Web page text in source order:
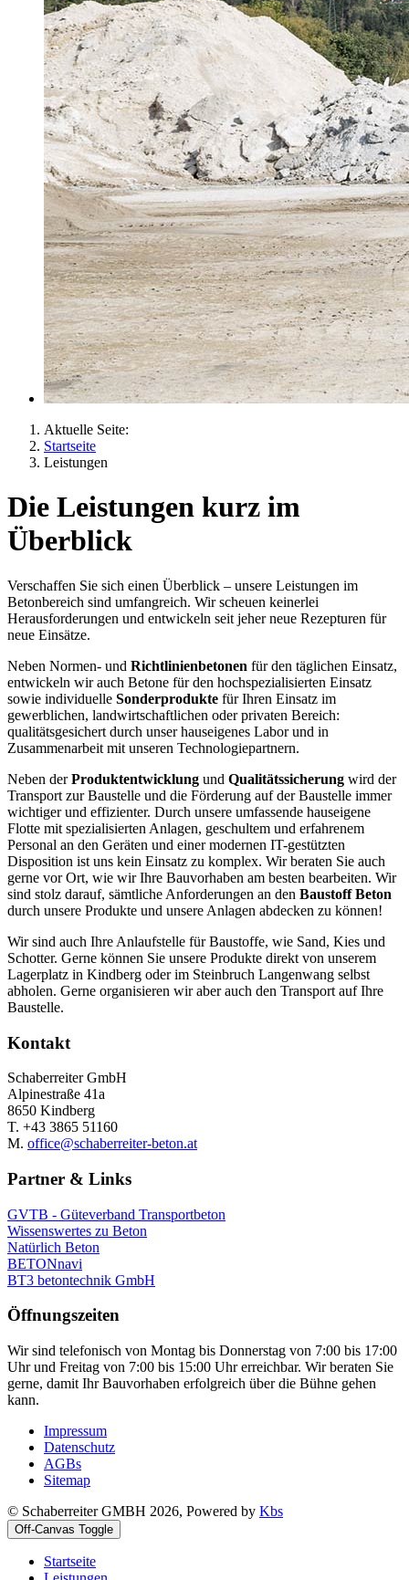
Aktuelle Seite:
Startseite
Leistungen
Die Leistungen kurz im
Überblick
Verschaffen Sie sich einen Überblick – unsere Leistungen im
Betonbereich sind umfangreich. Wir scheuen keinerlei
Herausforderungen und entwickeln seit jeher neue Rezepturen für
neue Einsätze.
Neben Normen- und Richtlinienbetonen für den täglichen Einsatz,
entwickeln wir auch Betone für den hochspezialisierten Einsatz
sowie individuelle Sonderprodukte für Ihren Einsatz im
gewerblichen, landwirtschaftlichen oder privaten Bereich:
qualitätsgesichert durch unser hauseigenes Labor und in
Zusammenarbeit mit unseren Technologiepartnern.
Neben derProduktentwicklung und Qualitätssicherung wird der
Transport zur Baustelle und die Förderung auf der Baustelle immer
wichtiger und effizienter. Durch unsere umfassende hauseigene
Flotte mit spezialisierten Anlagen, geschultem und erfahrenem
Personal an den Geräten und einer modernen IT-gestützten
Disposition ist uns kein Einsatz zu komplex. Wir beraten Sie auch
gerne vor Ort, wie wir Ihre Bauvorhaben am besten bearbeiten. Wir
sind stolz darauf, sämtliche Anforderungen an den Baustoff Beton
durch unsere Produkte und unsere Anlagen abdecken zu können!
Wir sind auch Ihre Anlaufstelle für Baustoffe, wie Sand, Kies und
Schotter. Gerne können Sie unsere Produkte direkt von unserem
Lagerplatz in Kindberg oder im Steinbruch Langenwang selbst
abholen. Gerne organisieren wir aber auch den Transport auf Ihre
Baustelle.
Kontakt
Schaberreiter GmbH
Alpinestraße 41a
8650 Kindberg
T. +43 3865 51160
M. office@schaberreiter-beton.at
Partner & Links
GVTB - Güteverband Transportbeton
Wissenswertes zu Beton
Natürlich Beton
BETONnavi
BT3 betontechnik GmbH
Öffnungszeiten
Wir sind telefonisch von Montag bis Donnerstag von 7:00 bis 17:00
Uhr und Freitag von 7:00 bis 15:00 Uhr erreichbar. Wir beraten Sie
gerne, damit Ihr Bauvorhaben erfolgreich über die Bühne gehen
kann.
Impressum
Datenschutz
AGBs
Sitemap
© Schaberreiter GMBH 2026, Powered by Kbs
Off-Canvas Toggle
Startseite